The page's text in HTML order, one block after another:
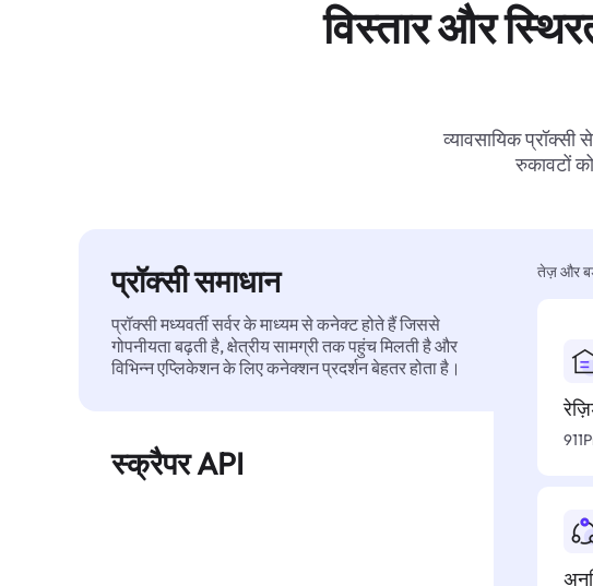
विस्तार और
व्यावसायिक
रुकावटों
प्रॉक्सी समाधान
प्रॉक्सी मध्यवर्ती सर्वर के माध्यम से कनेक्ट होते हैं जिससे
गोपनीयता बढ़ती है, क्षेत्रीय सामग्री तक पहुंच मिलती है और
विभिन्न एप्लिकेशन के लिए कनेक्शन प्रदर्शन बेहतर होता है।
स्क्रैपर API
तेज़ और